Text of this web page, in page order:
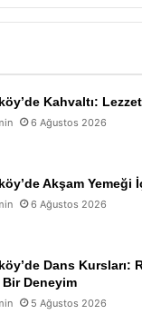
Kahvaltı:
6 Ağustos 2026
Akşam Yemeği
6 Ağustos 2026
Dans Kursları:
Bir Deneyim
5 Ağustos 2026